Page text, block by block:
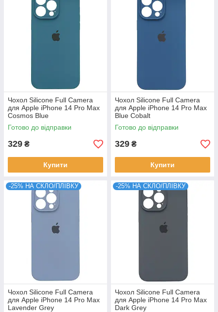
Чохол Silicone Full Camera
для Apple iPhone 14 Pro Max
Cosmos Blue
Готово до відправки
329 ₴
Купити
Чохол Silicone Full Camera
для Apple iPhone 14 Pro Max
Blue Cobalt
Готово до відправки
329 ₴
Купити
-25% НА СКЛО/ПЛІВКУ
Чохол Silicone Full Camera
для Apple iPhone 14 Pro Max
Lavender Grey
-25% НА СКЛО/ПЛІВКУ
Чохол Silicone Full Camera
для Apple iPhone 14 Pro Max
Dark Grey